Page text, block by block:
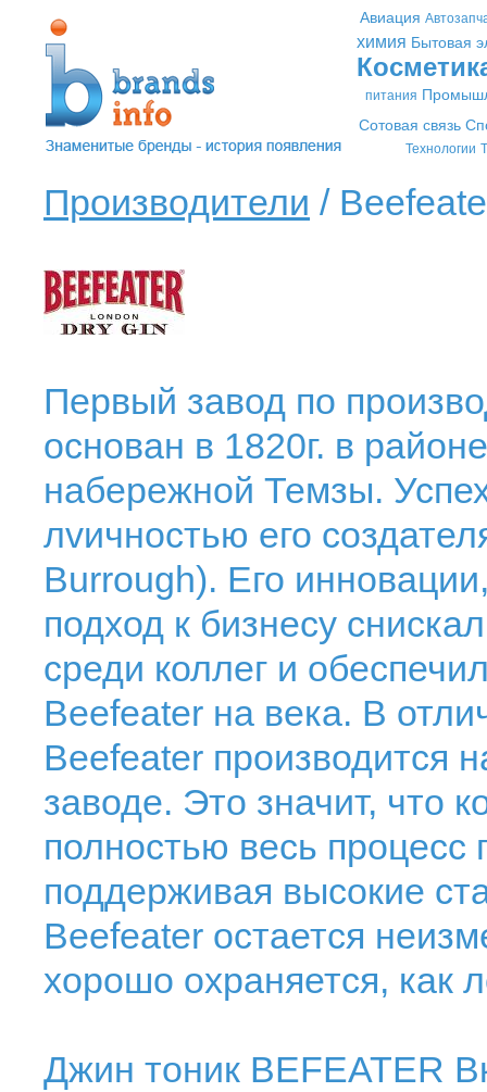
Авиация
химия Бытовая
питания
Сотовая связь
Технологии
Производители /
Первый завод по
основан в 1820г. в
набережной Темзы.
лvичностью его
Burrough). Его
подход к бизнесу
среди коллег и
Beefeater на века. В
Beefeater производится
заводе. Это значит, что
полностью весь
поддерживая высокие
Вeefeater остается
хорошо охраняется, как
Джин тоник BEFEATER